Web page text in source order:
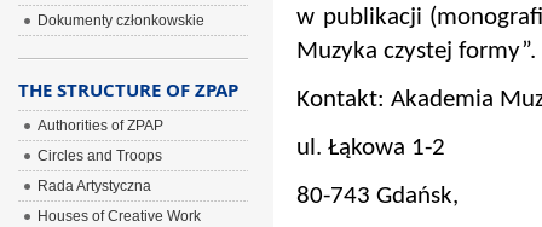
w publikacji
Muzyka czystej formy”.
Kontakt: Akademia
ul. Łąkowa 1-2
80-743 Gdańsk,
Dokumenty członkowskie
THE STRUCTURE OF ZPAP
Authorities of ZPAP
Circles and Troops
Rada Artystyczna
Houses of Creative Work